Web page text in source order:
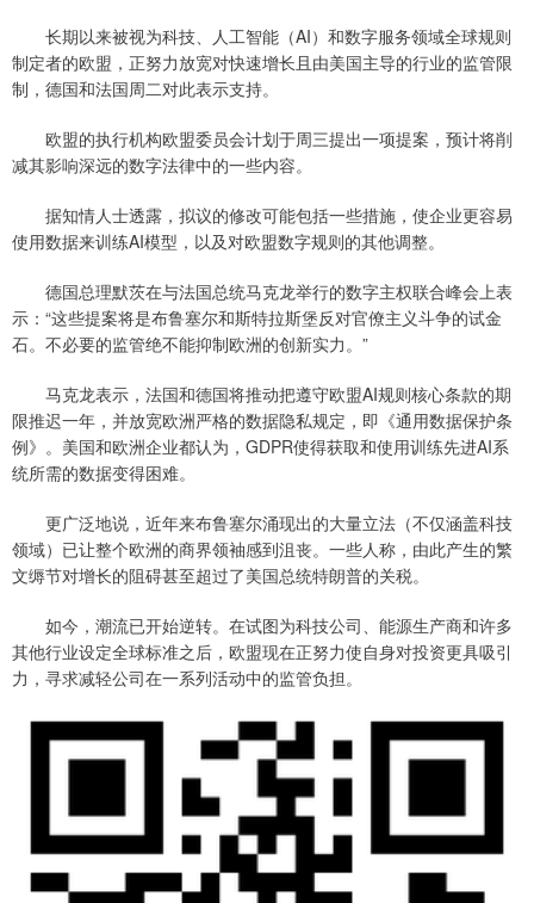
长期以来被视为科技、人工智能（AI）和数字服务领域全球规则
制定者的欧盟，正努力放宽对快速增长且由美国主导的行业的监管限
制，德国和法国周二对此表示支持。
欧盟的执行机构欧盟委员会计划于周三提出一项提案，预计将削
减其影响深远的数字法律中的一些内容。
据知情人士透露，拟议的修改可能包括一些措施，使企业更容易
使用数据来训练AI模型，以及对欧盟数字规则的其他调整。
德国总理默茨在与法国总统马克龙举行的数字主权联合峰会上表
示：“这些提案将是布鲁塞尔和斯特拉斯堡反对官僚主义斗争的试金
石。不必要的监管绝不能抑制欧洲的创新实力。”
马克龙表示，法国和德国将推动把遵守欧盟AI规则核心条款的期
限推迟一年，并放宽欧洲严格的数据隐私规定，即《通用数据保护条
例》。美国和欧洲企业都认为，GDPR使得获取和使用训练先进AI系
统所需的数据变得困难。
更广泛地说，近年来布鲁塞尔涌现出的大量立法（不仅涵盖科技
领域）已让整个欧洲的商界领袖感到沮丧。一些人称，由此产生的繁
文缛节对增长的阻碍甚至超过了美国总统特朗普的关税。
如今，潮流已开始逆转。在试图为科技公司、能源生产商和许多
其他行业设定全球标准之后，欧盟现在正努力使自身对投资更具吸引
力，寻求减轻公司在一系列活动中的监管负担。